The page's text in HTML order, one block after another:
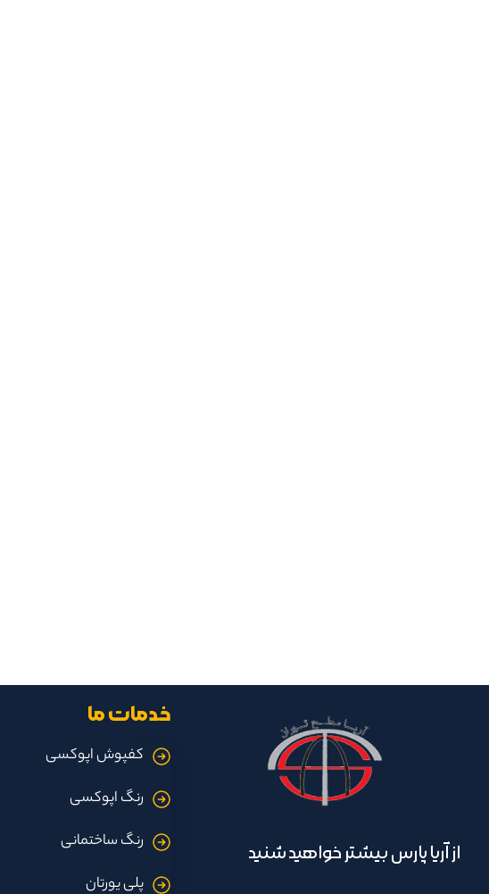
از آریا پارس بیشتر خواهید شنید
خدمات ما
کفپوش اپوکسی
رنگ اپوکسی
رنگ ساختمانی
پلی یورتان